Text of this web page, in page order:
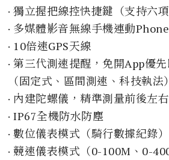
· 獨立握把線控快捷鍵（支持六項
· 多媒體影音無線手機連動
· 10倍速GPS天線
· 第三代測速提醒，免開App優先
（固定式、區間測速、科技執法）
· 內建陀螺儀，精準測量前後左
· IP67全機防水防塵
· 數位儀表模式（騎行數據紀錄）
· 競速儀表模式（0-100M、0-